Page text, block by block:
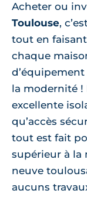
Acheter ou
Toulouse,
tout en
chaque
la modernité !
excellente
qu’accès
tout est fait
supérieur à la
neuve
aucuns